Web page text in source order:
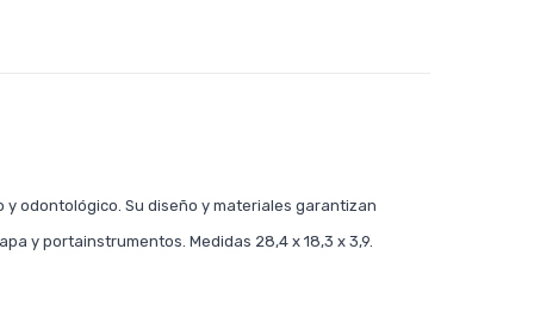
y odontológico. Su diseño y materiales garantizan
y portainstrumentos. Medidas 28,4 x 18,3 x 3,9.